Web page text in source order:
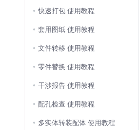
快速打包 使用教程
套用图纸 使用教程
文件转移 使用教程
零件替换 使用教程
干涉报告 使用教程
配孔检查 使用教程
多实体转装配体 使用教程